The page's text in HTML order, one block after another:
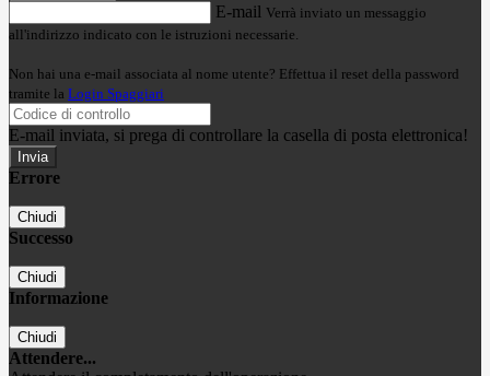
E-mail Verrà inviato un messaggio
all'indirizzo indicato con le istruzioni necessarie.
Non hai una e-mail associata al nome utente? Effettua il reset della password
tramite la Login Spaggiari
E-mail inviata, si prega di controllare la casella di posta elettronica!
Errore
Chiudi
Successo
Chiudi
Informazione
Chiudi
Attendere...